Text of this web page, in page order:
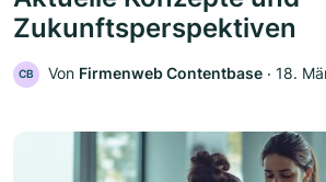
Zukunftsperspektiven
CB Von Firmenweb Contentbase ‧ 18.